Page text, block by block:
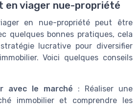
en viager nue-propriété
en nue-propriété peut être
quelques bonnes pratiques, cela
lucrative pour diversifier
Voici quelques conseils
avec le marché : Réaliser une
immobilier et comprendre les